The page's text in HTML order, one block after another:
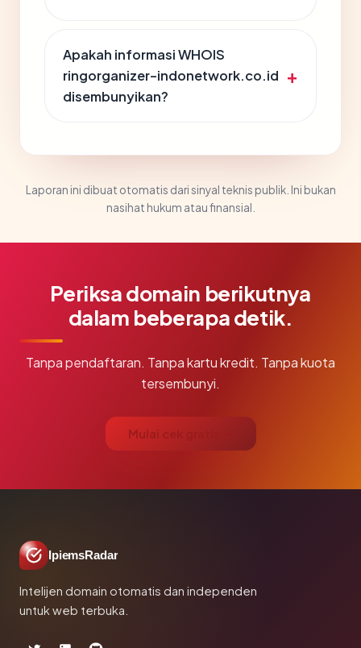
Apakah informasi WHOIS
ringorganizer-indonetwork.co.id
disembunyikan?
Laporan ini dibuat otomatis dari sinyal teknis publik. Ini bukan
nasihat hukum atau finansial.
Periksa domain berikutnya
dalam beberapa detik.
Tanpa pendaftaran. Tanpa kartu kredit. Tanpa kuota
tersembunyi.
Mulai cek gratis →
IpiemsRadar
Intelijen domain otomatis dan independen
untuk web terbuka.